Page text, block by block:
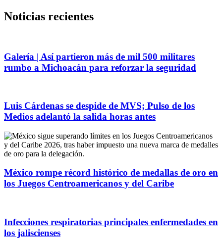
Noticias recientes
Galería | Así partieron más de mil 500 militares
rumbo a Michoacán para reforzar la seguridad
Luis Cárdenas se despide de MVS; Pulso de los
Medios adelantó la salida horas antes
México rompe récord histórico de medallas de oro en
los Juegos Centroamericanos y del Caribe
Infecciones respiratorias principales enfermedades en
los jaliscienses